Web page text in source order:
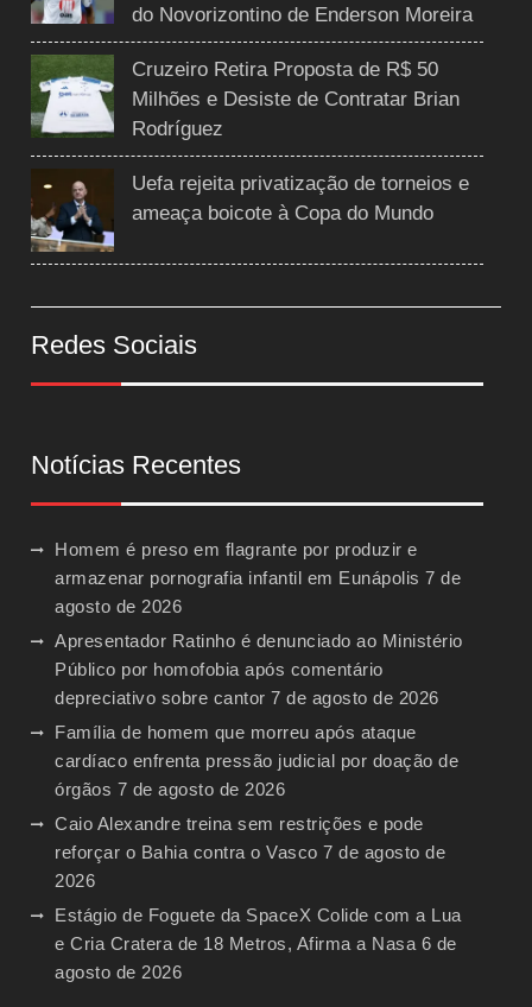
do Novorizontino de Enderson Moreira
Cruzeiro Retira Proposta de R$ 50
Milhões e Desiste de Contratar Brian
Rodríguez
Uefa rejeita privatização de torneios e
ameaça boicote à Copa do Mundo
Redes Sociais
Notícias Recentes
Homem é preso em flagrante por produzir e
armazenar pornografia infantil em Eunápolis 7 de
agosto de 2026
Apresentador Ratinho é denunciado ao Ministério
Público por homofobia após comentário
depreciativo sobre cantor 7 de agosto de 2026
Família de homem que morreu após ataque
cardíaco enfrenta pressão judicial por doação de
órgãos 7 de agosto de 2026
Caio Alexandre treina sem restrições e pode
reforçar o Bahia contra o Vasco 7 de agosto de
2026
Estágio de Foguete da SpaceX Colide com a Lua
e Cria Cratera de 18 Metros, Afirma a Nasa 6 de
agosto de 2026